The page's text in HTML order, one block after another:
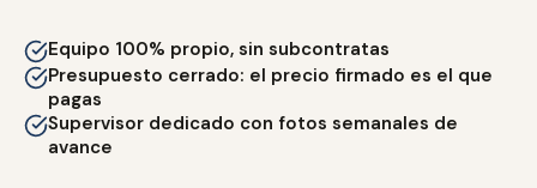
Equipo 100% propio, sin subcontratas
Presupuesto cerrado: el precio firmado es el que
pagas
Supervisor dedicado con fotos semanales de
avance